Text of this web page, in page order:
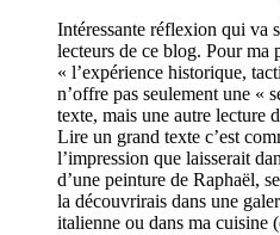
Intéressante réflexion qui va
lecteurs de ce blog. Pour ma
« l’expérience historique,
n’offre pas seulement une «
texte, mais une autre lecture
Lire un grand texte c’est
l’impression que laisserait
d’une peinture de Raphaël,
la découvrirais dans une
italienne ou dans ma cuisine